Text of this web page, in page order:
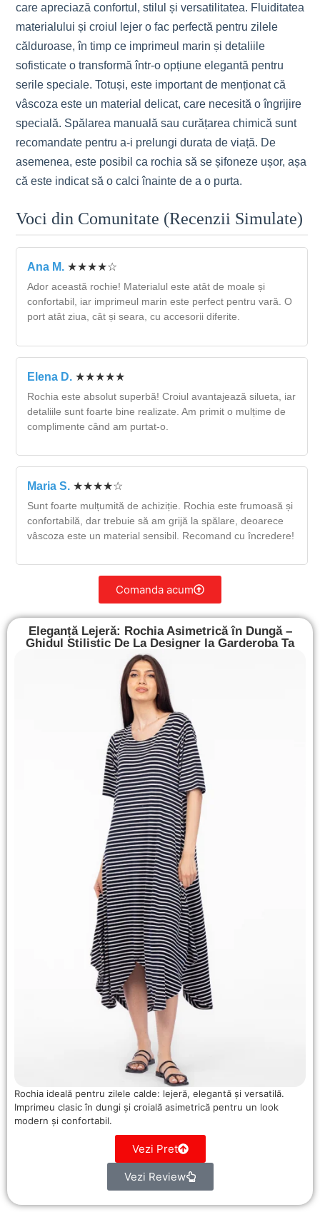
care apreciază confortul, stilul și versatilitatea. Fluiditatea
materialului și croiul lejer o fac perfectă pentru zilele
călduroase, în timp ce imprimeul marin și detaliile
sofisticate o transformă într-o opțiune elegantă pentru
serile speciale. Totuși, este important de menționat că
vâscoza este un material delicat, care necesită o îngrijire
specială. Spălarea manuală sau curățarea chimică sunt
recomandate pentru a-i prelungi durata de viață. De
asemenea, este posibil ca rochia să se șifoneze ușor, așa
că este indicat să o calci înainte de a o purta.
Voci din Comunitate (Recenzii Simulate)
Ana M. ★★★★☆
Ador această rochie! Materialul este atât de moale și
confortabil, iar imprimeul marin este perfect pentru vară. O
port atât ziua, cât și seara, cu accesorii diferite.
Elena D. ★★★★★
Rochia este absolut superbă! Croiul avantajează silueta, iar
detaliile sunt foarte bine realizate. Am primit o mulțime de
complimente când am purtat-o.
Maria S. ★★★★☆
Sunt foarte mulțumită de achiziție. Rochia este frumoasă și
confortabilă, dar trebuie să am grijă la spălare, deoarece
vâscoza este un material sensibil. Recomand cu încredere!
Comanda acum
Eleganță Lejeră: Rochia Asimetrică în Dungă –
Ghidul Stilistic De La Designer la Garderoba Ta
Rochia ideală pentru zilele calde: lejeră, elegantă și versatilă.
Imprimeu clasic în dungi și croială asimetrică pentru un look
modern și confortabil.
Vezi Pret
Vezi Review